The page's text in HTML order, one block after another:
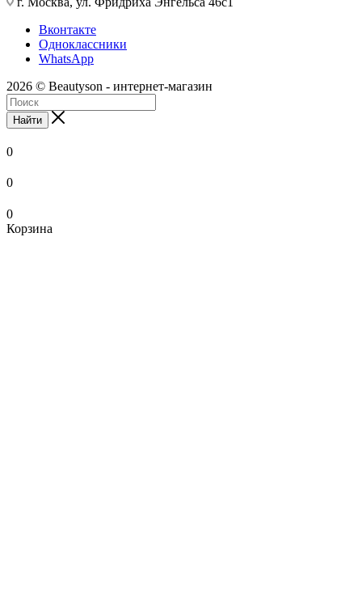
Вконтакте
Одноклассники
WhatsApp
2026 © Beautyson - интернет-магазин
Найти
0
0
0
Корзина